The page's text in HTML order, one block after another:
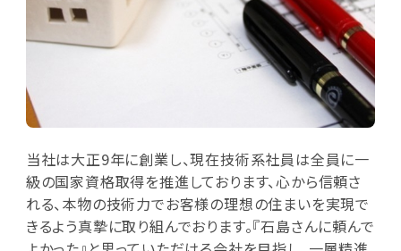
当社は大正9年に創業し、現在技術系社員は全員に一
級の国家資格取得を推進しております、心から信頼さ
れる、本物の技術力でお客様の理想の住まいを実現で
きるよう真摯に取り組んでおります。『石島さんに頼んで